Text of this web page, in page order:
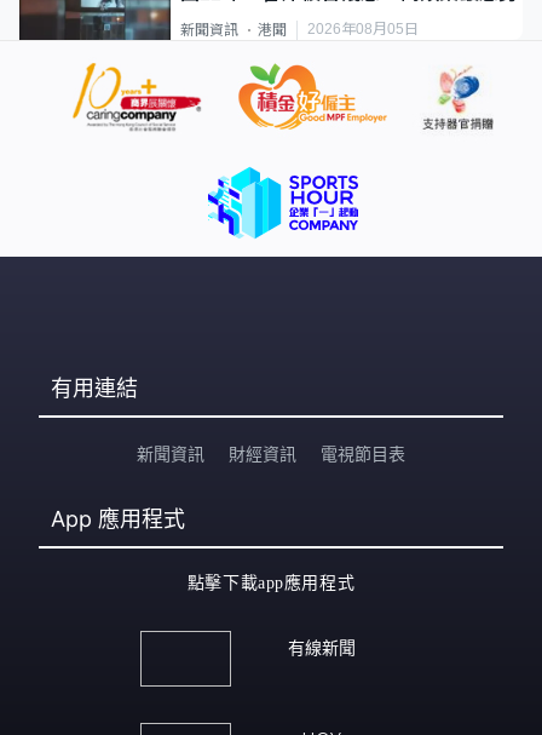
新聞資訊 港聞 2026年08月05日
有用連結
新聞資訊 財經資訊 電視節目表
App 應用程式
點擊下載app應用程式
有線新聞